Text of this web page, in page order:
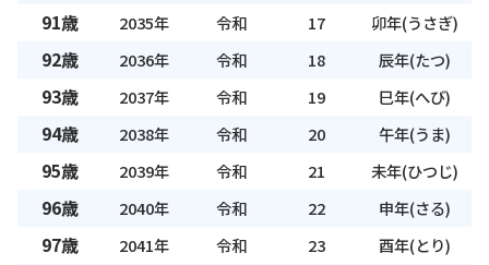
91歳 2035年 令和 17 卯年(うさぎ)
92歳 2036年 令和 18 辰年(たつ)
93歳 2037年 令和 19 巳年(へび)
94歳 2038年 令和 20 午年(うま)
95歳 2039年 令和 21 未年(ひつじ)
96歳 2040年 令和 22 申年(さる)
97歳 2041年 令和 23 酉年(とり)